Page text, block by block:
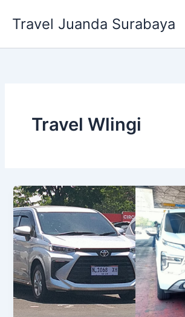
Travel Juanda Surabaya
Travel Wlingi